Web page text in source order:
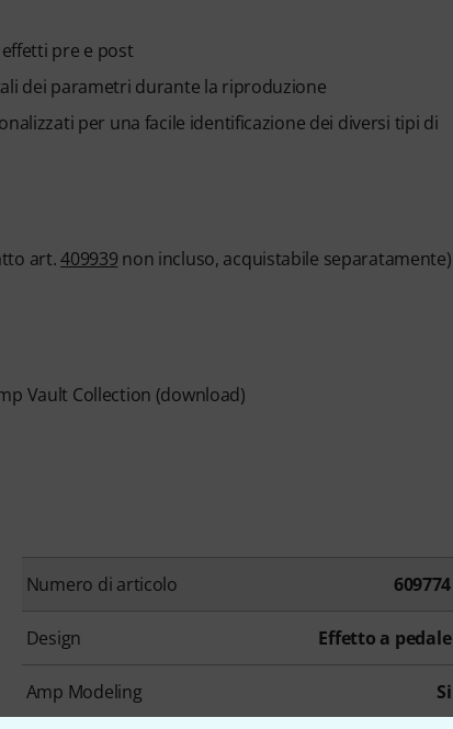
pre e post
dei parametri durante la riproduzione
per una facile identificazione dei diversi tipi di
art.409939 non incluso, acquistabile separatamente)
Vault Collection (download)
Numero di articolo 609774
Design Effetto a pedale
Amp Modeling Si